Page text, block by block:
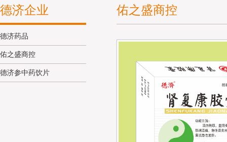
德济企业
德济药品
佑之盛商控
德济参中药饮片
佑之盛商控